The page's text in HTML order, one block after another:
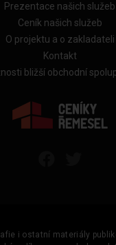
Prezentace našich služeb
Ceník našich služeb
O projektu a o zakladateli
Kontakt
bližší obchodní
i ostatní materiály